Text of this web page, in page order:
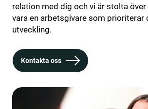
relation med dig och vi är stolta över
vara en arbetsgivare som prioriterar
utveckling.
Kontakta oss